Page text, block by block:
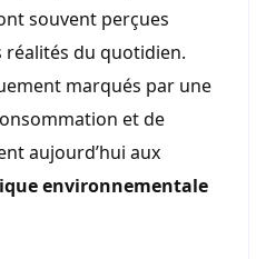
souvent perçues
réalités du quotidien.
marqués par une
et de
aujourd’hui aux
environnementale